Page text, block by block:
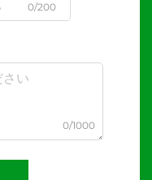
0/200
0/1000